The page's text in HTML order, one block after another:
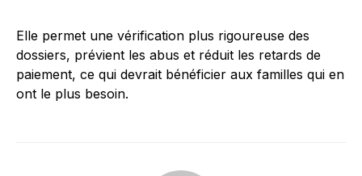
Elle permet une vérification plus rigoureuse des
dossiers, prévient les abus et réduit les retards de
paiement, ce qui devrait bénéficier aux familles qui en
ont le plus besoin.